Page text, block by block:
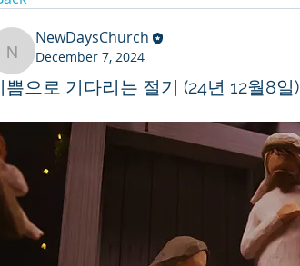
NewDaysChurch
NewDaysChurch
December 7, 2024
쁨으로 기다리는 절기 (24년 12월8일)